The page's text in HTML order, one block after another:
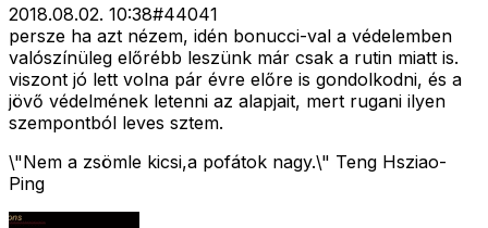
2018.08.02. 10:38#44041
persze ha azt nézem, idén bonucci-val a védelemben
valószínüleg előrébb leszünk már csak a rutin miatt is.
viszont jó lett volna pár évre előre is gondolkodni, és a
jövő védelmének letenni az alapjait, mert rugani ilyen
szempontból leves sztem.
\"Nem a zsömle kicsi,a pofátok nagy.\" Teng Hsziao-
Ping